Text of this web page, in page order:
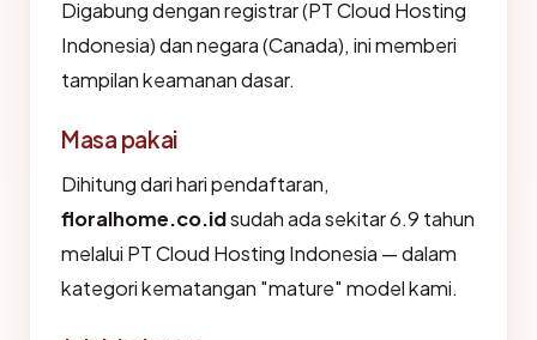
Digabung dengan registrar (PT Cloud Hosting
Indonesia) dan negara (Canada), ini memberi
tampilan keamanan dasar.
Masa pakai
Dihitung dari hari pendaftaran,
floralhome.co.idsudah ada sekitar 6.9 tahun
melalui PT Cloud Hosting Indonesia — dalam
kategori kematangan "mature" model kami.